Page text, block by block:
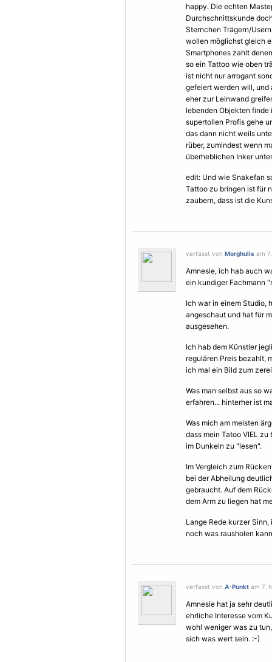
happy. Die echten
Durchschnittskunde
Sternchen Trägern/
wollen möglichst gleich
Smartphones zahlt
so ein Tattoo wie oben
ist nicht nur arrogant
gefeiert werden will, und
eher zur Leinwand
lebenden Objekten finde
supertollen Profis gehe
das dann nicht weils
rüber, zumindest wenn
überheblichen Inker
edit: Und wie Snakefan
Tattoo zu bringen ist für
zaubern, dass ist die
verfasst von Morghulis am
Amnesie, ich hab auch
ein kundiger Fachmann
Ich war in einem Studio,
angeschaut und hat für
ausgesehen.
Ich hab dem Künstler
regulären Preis bezahlt,
ich mal ein Bild zum
Was man selbst aus so
erfahren... hinterher ist
Was mich am meisten
dass mein Tatoo VIEL zu
im Dunkeln zu "lesen".
Im Vergleich zum
bei der Abheilung
gebraucht. Auf dem
dem Arm zu liegen hat
Lange Rede kurzer
noch was rausholen
verfasst von A-Punkt am 7.
Amnesie hat ja sehr
ehrliche Interesse vom
wohl weniger was zu
sich was wert sein. :-)